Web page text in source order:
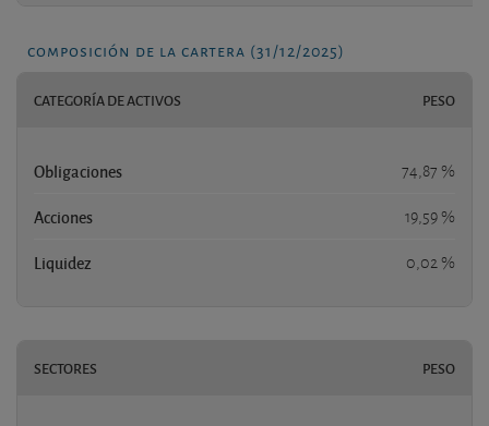
composición de la cartera (31/12/2025)
CATEGORÍA DE ACTIVOS PESO
Obligaciones 74,87 %
Acciones 19,59 %
Liquidez 0,02 %
SECTORES PESO